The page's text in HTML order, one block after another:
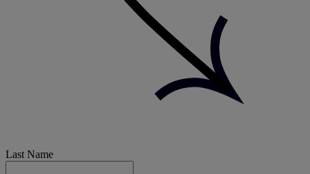
Last Name